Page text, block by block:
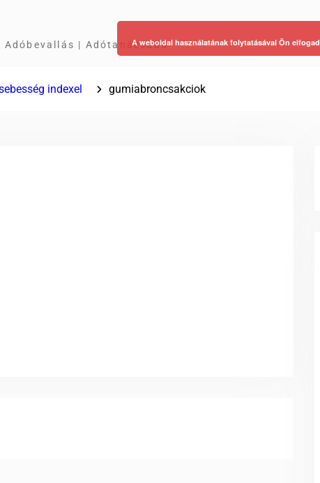
| Adótanácsadó
indexel gumiabroncsakciok
A weboldal használatának folytatásával Ön